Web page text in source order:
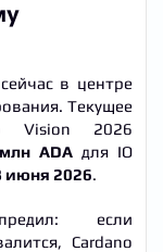
в центре
Текущее
Vision 2026
ADA для IO
июня 2026.
если
Cardano